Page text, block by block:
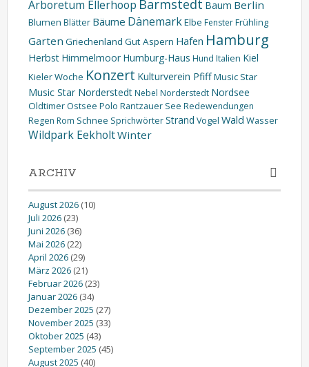
Arboretum Ellerhoop Barmstedt Baum Berlin
Blumen Blätter Bäume DänemarkElbe FensterFrühling
Garten Griechenland Gut Aspern Hafen Hamburg
Herbst Himmelmoor Humburg-Haus Hund Italien Kiel
Kieler Woche Konzert Kulturverein PfiffMusic Star
Music Star Norderstedt Nebel Norderstedt Nordsee
OldtimerOstsee Polo Rantzauer See Redewendungen
Regen Rom Schnee SprichwörterStrand Vogel Wald Wasser
Wildpark EekholtWinter
ARCHIV
August 2026 (10)
Juli 2026 (23)
Juni 2026 (36)
Mai 2026 (22)
April 2026 (29)
März 2026 (21)
Februar 2026 (23)
Januar 2026 (34)
Dezember 2025 (27)
November 2025 (33)
Oktober 2025 (43)
September 2025 (45)
August 2025 (40)